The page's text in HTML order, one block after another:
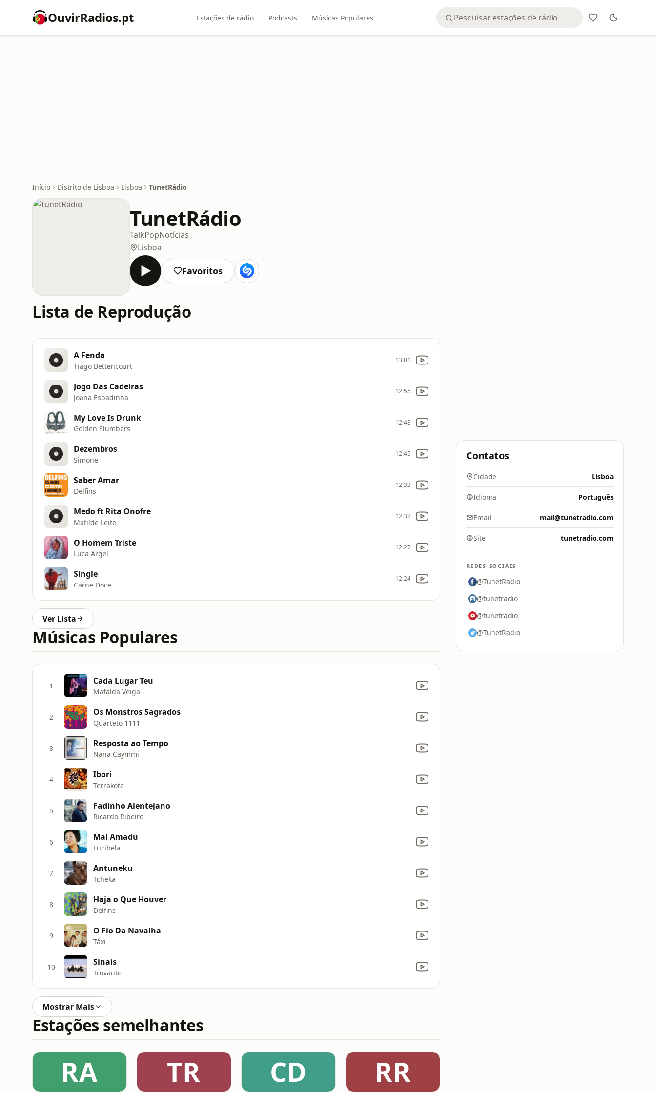
OuvirRadios.pt Estações de rádio Podcasts Músicas Populares
Início Distrito de Lisboa Lisboa TunetRádio
TunetRádio
TalkPopNotícias
Lisboa
Favoritos
Lista de Reprodução
A Fenda
Tiago Bettencourt
13:01
Jogo Das Cadeiras
Joana Espadinha
12:55
My Love Is Drunk
Golden Slumbers
12:48
Dezembros
Simone
12:45
Saber Amar
Delfins
12:33
Medo ft Rita Onofre
Matilde Leite
12:32
O Homem Triste
Luca Argel
12:27
Single
Carne Doce
12:24
Ver Lista
Músicas Populares
1 Cada Lugar Teu
Mafalda Veiga
2 Os Monstros Sagrados
Quarteto 1111
3 Resposta ao Tempo
Nana Caymmi
4 Ibori
Terrakota
5 Fadinho Alentejano
Ricardo Ribeiro
6 Mal Amadu
Lucibela
7 Antuneku
Tcheka
8 Haja o Que Houver
Delfins
9 O Fio Da Navalha
Táxi
10 Sinais
Trovante
Mostrar Mais
Estações semelhantes
RA TR CD RR
Contatos
Cidade Lisboa
Idioma Português
Email mail@tunetradio.com
Site tunetradio.com
REDES SOCIAIS
@TunetRadio
@tunetradio
@tunetradio
@TunetRadio